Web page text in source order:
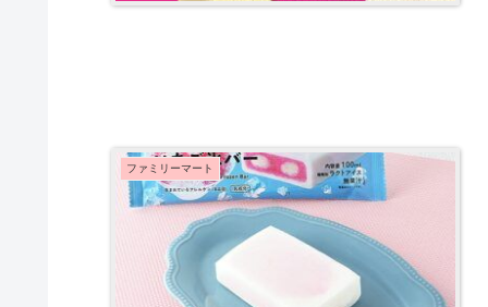
ファミリーマート